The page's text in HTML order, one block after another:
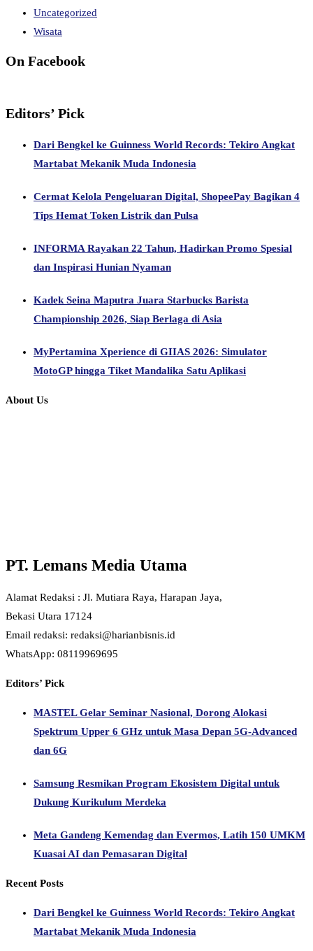
Uncategorized
Wisata
On Facebook
Editors’ Pick
Dari Bengkel ke Guinness World Records: Tekiro Angkat
Martabat Mekanik Muda Indonesia
Cermat Kelola Pengeluaran Digital, ShopeePay Bagikan 4
Tips Hemat Token Listrik dan Pulsa
INFORMA Rayakan 22 Tahun, Hadirkan Promo Spesial
dan Inspirasi Hunian Nyaman
Kadek Seina Maputra Juara Starbucks Barista
Championship 2026, Siap Berlaga di Asia
MyPertamina Xperience di GIIAS 2026: Simulator
MotoGP hingga Tiket Mandalika Satu Aplikasi
About Us
PT. Lemans Media Utama
Alamat Redaksi : Jl. Mutiara Raya, Harapan Jaya,
Bekasi Utara 17124
Email redaksi: redaksi@harianbisnis.id
WhatsApp: 08119969695
Editors’ Pick
MASTEL Gelar Seminar Nasional, Dorong Alokasi
Spektrum Upper 6 GHz untuk Masa Depan 5G-Advanced
dan 6G
Samsung Resmikan Program Ekosistem Digital untuk
Dukung Kurikulum Merdeka
Meta Gandeng Kemendag dan Evermos, Latih 150 UMKM
Kuasai AI dan Pemasaran Digital
Recent Posts
Dari Bengkel ke Guinness World Records: Tekiro Angkat
Martabat Mekanik Muda Indonesia